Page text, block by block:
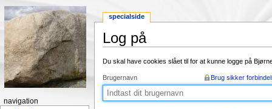
Log på
Du skal have cookies slået til for at kunne logge på
Brugernavn Brug sikker
specialside
navigation